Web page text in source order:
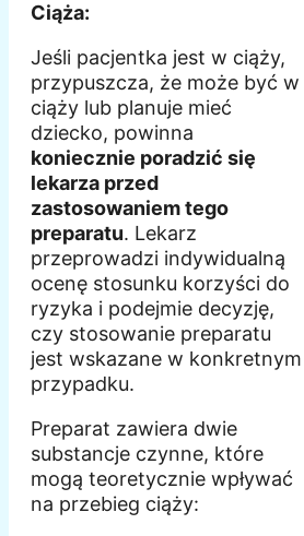
Ciąża:
Jeśli pacjentka jest w ciąży,
przypuszcza, że może być w
ciąży lub planuje mieć
dziecko, powinna
koniecznie poradzić się
lekarza przed
zastosowaniem tego
preparatu. Lekarz
przeprowadzi indywidualną
ocenę stosunku korzyści do
ryzyka i podejmie decyzję,
czy stosowanie preparatu
jest wskazane w konkretnym
przypadku.
Preparat zawiera dwie
substancje czynne, które
mogą teoretycznie wpływać
na przebieg ciąży: